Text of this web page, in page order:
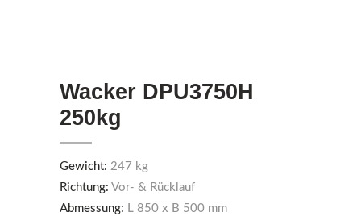
Wacker DPU3750H
250kg
Gewicht: 247 kg
Richtung: Vor- & Rücklauf
Abmessung: L 850 x B 500 mm